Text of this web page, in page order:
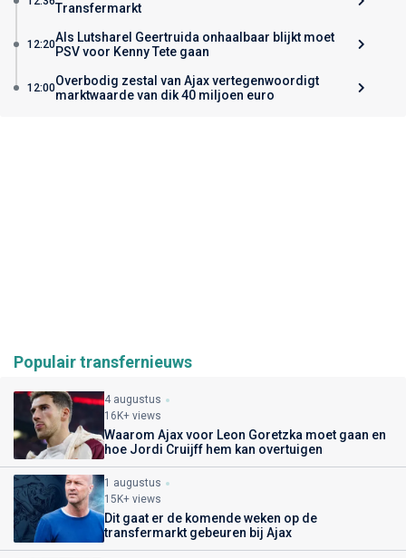
Transfermarkt
12:20Als Lutsharel Geertruida onhaalbaar blijkt moet
PSV voor Kenny Tete gaan
12:00Overbodig zestal van Ajax vertegenwoordigt
marktwaarde van dik 40 miljoen euro
Populair transfernieuws
4 augustus
16K+ views
Waarom Ajax voor Leon Goretzka moet gaan en
hoe Jordi Cruijff hem kan overtuigen
1 augustus
15K+ views
Dit gaat er de komende weken op de
transfermarkt gebeuren bij Ajax